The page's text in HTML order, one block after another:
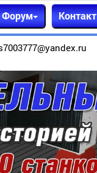
Форум